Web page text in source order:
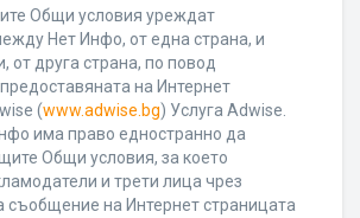
Общи условия уреждат
Нет Инфо, от една страна, и
от друга страна, по повод
на Интернет
(www.adwise.bg) Услуга Adwise.
има право едностранно да
Общи условия, за което
и трети лица чрез
съобщение на Интернет страницата